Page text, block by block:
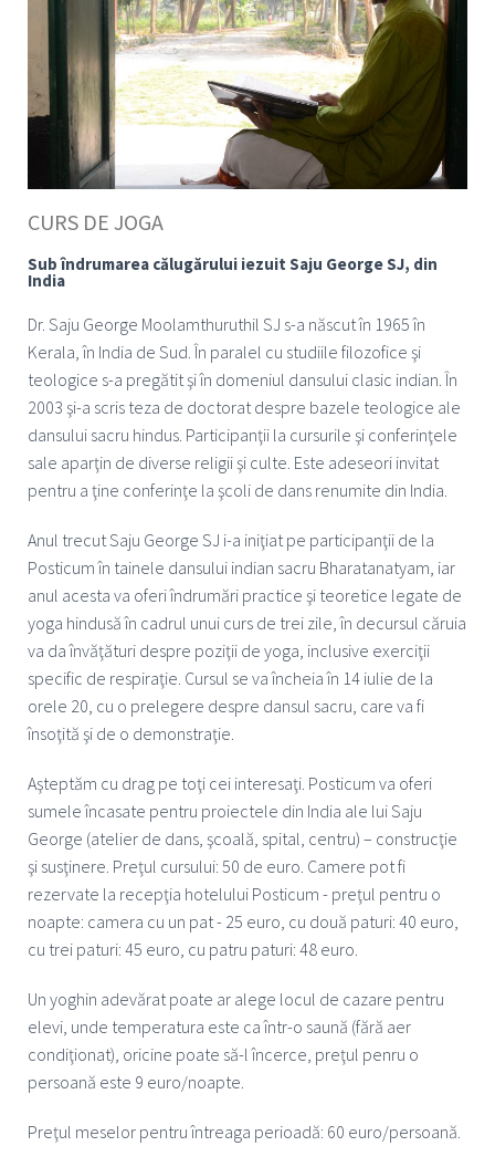
CURS DE JOGA
Sub îndrumarea călugărului iezuit Saju George SJ, din
India
Dr. Saju George Moolamthuruthil SJ s-a născut în 1965 în
Kerala, în India de Sud. În paralel cu studiile filozofice şi
teologice s-a pregătit şi în domeniul dansului clasic indian. În
2003 şi-a scris teza de doctorat despre bazele teologice ale
dansului sacru hindus. Participanţii la cursurile şi conferinţele
sale aparţin de diverse religii şi culte. Este adeseori invitat
pentru a ţine conferinţe la şcoli de dans renumite din India.
Anul trecut Saju George SJ i-a iniţiat pe participanţii de la
Posticum în tainele dansului indian sacru Bharatanatyam, iar
anul acesta va oferi îndrumări practice şi teoretice legate de
yoga hindusă în cadrul unui curs de trei zile, în decursul căruia
va da învăţături despre poziţii de yoga, inclusive exerciţii
specific de respiraţie. Cursul se va încheia în 14 iulie de la
orele 20, cu o prelegere despre dansul sacru, care va fi
însoţită şi de o demonstraţie.
Aşteptăm cu drag pe toţi cei interesaţi. Posticum va oferi
sumele încasate pentru proiectele din India ale lui Saju
George (atelier de dans, şcoală, spital, centru) – construcţie
şi susţinere. Preţul cursului: 50 de euro. Camere pot fi
rezervate la recepţia hotelului Posticum - preţul pentru o
noapte: camera cu un pat - 25 euro, cu două paturi: 40 euro,
cu trei paturi: 45 euro, cu patru paturi: 48 euro.
Un yoghin adevărat poate ar alege locul de cazare pentru
elevi, unde temperatura este ca într-o saună (fără aer
condiţionat), oricine poate să-l încerce, preţul penru o
persoană este 9 euro/noapte.
Preţul meselor pentru întreaga perioadă: 60 euro/persoană.